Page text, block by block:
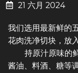
21 六月 2024
我们选用最新鲜的
花肉洗净切块，放
持原汁原味的
酱油、料酒、糖等